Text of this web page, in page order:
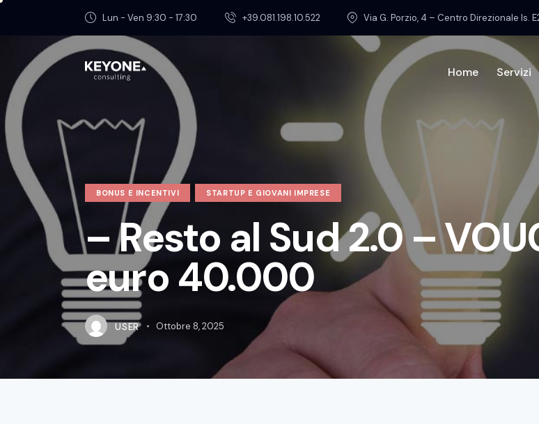
Lun - Ven 9:30 - 17:30 +39.081.198.10.522 Via G. Porzio, 4 – Centro Direzionale Is.
Home Servizi
BONUS E INCENTIVI STARTUP E GIOVANI IMPRESE
– Resto al Sud 2.0 –
euro 40.000
USER Ottobre 8, 2025